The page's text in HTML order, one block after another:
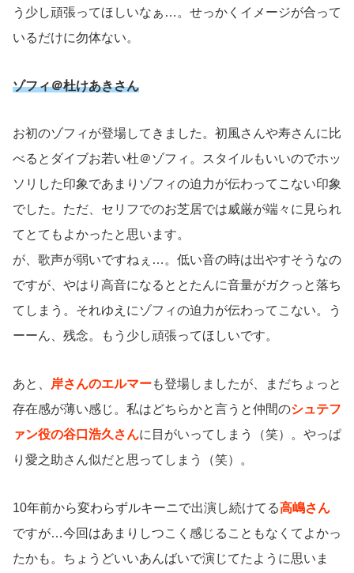
う少し頑張ってほしいなぁ…。せっかくイメージが合って
いるだけに勿体ない。
ゾフィ＠杜けあきさん
お初のゾフィが登場してきました。初風さんや寿さんに比
べるとダイブお若い杜＠ゾフィ。スタイルもいいのでホッ
ソリした印象であまりゾフィの迫力が伝わってこない印象
でした。ただ、セリフでのお芝居では威厳が端々に見られ
てとてもよかったと思います。
が、歌声が弱いですねぇ…。低い音の時は出やすそうなの
ですが、やはり高音になるととたんに音量がガクっと落ち
てしまう。それゆえにゾフィの迫力が伝わってこない。う
ーーん、残念。もう少し頑張ってほしいです。
あと、 岸さんのエルマーも登場しましたが、まだちょっと
存在感が薄い感じ。私はどちらかと言うと仲間のシュテフ
ァン役の谷口浩久さんに目がいってしまう（笑）。やっぱ
り愛之助さん似だと思ってしまう（笑）。
10年前から変わらずルキーニで出演し続けてる高嶋さん
ですが…今回はあまりしつこく感じることもなくてよかっ
たかも。ちょうどいいあんばいで演じてたように思いま